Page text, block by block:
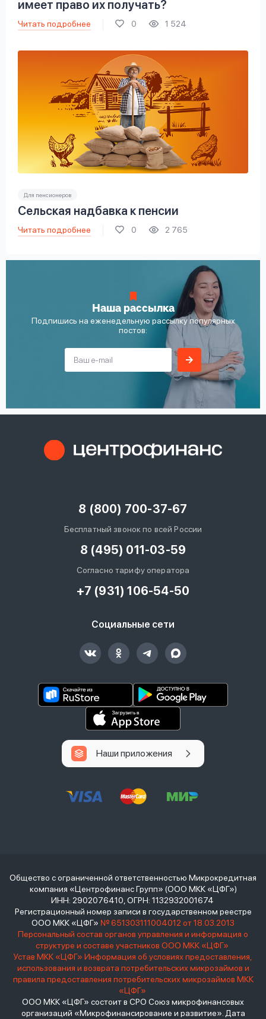
имеет право их получать?
Читать подробнее 0 1 524
Для пенсионеров
Сельская надбавка к пенсии
Читать подробнее 0 2 765
Наша рассылка
Подпишись на еженедельную рассылку популярных
постов:
8 (800) 700-37-67
Бесплатный звонок по всей России
8 (495) 011-03-59
Согласно тарифу оператора
+7 (931) 106-54-50
Социальные сети
Наши приложения
Общество с ограниченной ответственностью Микрокредитная
компания «Центрофинанс Групп» (ООО МКК «ЦФГ»)
ИНН: 2902076410, ОГРН: 1132932001674
Регистрационный номер записи в государственном реестре
ООО МКК «ЦФГ» № 651303111004012 от 18.03.2013
Персональный состав органов управления и информация о
структуре и составе участников ООО МКК «ЦФГ»
Устав МКК «ЦФГ» Информация об условиях предоставления,
использования и возврата потребительских микрозаймов и
правила предоставления потребительских микрозаймов МКК
«ЦФГ»
ООО МКК «ЦФГ» состоит в СРО Союз микрофинансовых
организаций «Микрофинансирование и развитие». Дата